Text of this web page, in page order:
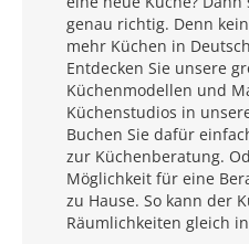
genau richtig. Denn
mehr Küchen in
Entdecken Sie unsere
Küchenmodellen und
Küchenstudios in
Buchen Sie dafür
zur Küchenberatung.
Möglichkeit für eine
zu Hause. So kann der
Räumlichkeiten gleich